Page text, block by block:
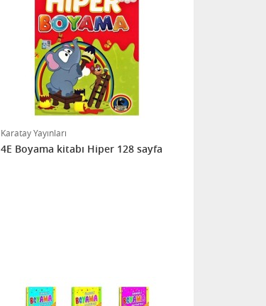
Karatay Yayınları
4E Boyama kitabı Hiper 128 sayfa